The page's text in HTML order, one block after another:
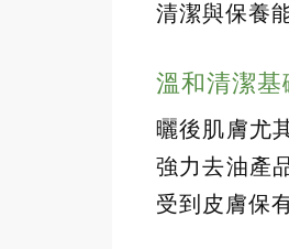
清潔與保養
溫和清潔
曬後肌膚尤
強力去油產
受到皮膚保